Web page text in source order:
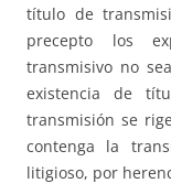
título de
precepto los
transmisivo no
existencia de
transmisión se
contenga la
litigioso, por